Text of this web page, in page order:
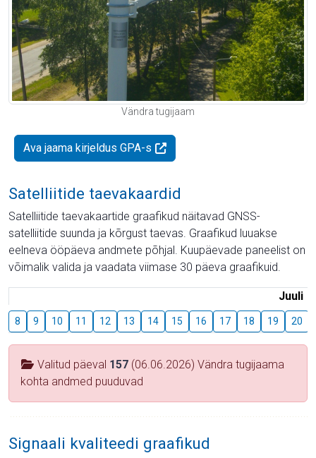
Vändra tugijaam
Ava jaama kirjeldus GPA-s
Satelliitide taevakaardid
Satelliitide taevakaartide graafikud näitavad GNSS-
satelliitide suunda ja kõrgust taevas. Graafikud luuakse
eelneva ööpäeva andmete põhjal. Kuupäevade paneelist on
võimalik valida ja vaadata viimase 30 päeva graafikuid.
Juuli
8 9 10 11 12 13 14 15 16 17 18 19 20
Valitud päeval 157 (06.06.2026) Vändra tugijaama
kohta andmed puuduvad
Signaali kvaliteedi graafikud